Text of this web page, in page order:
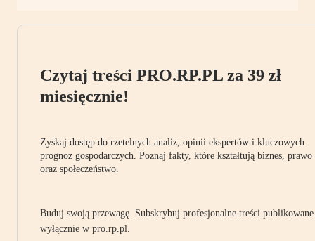
Czytaj treści PRO.RP.PL za 39 zł
miesięcznie!
Zyskaj dostęp do rzetelnych analiz, opinii ekspertów i kluczowych
prognoz gospodarczych. Poznaj fakty, które kształtują biznes, prawo
oraz społeczeństwo.
Buduj swoją przewagę. Subskrybuj profesjonalne treści publikowane
wyłącznie w pro.rp.pl.